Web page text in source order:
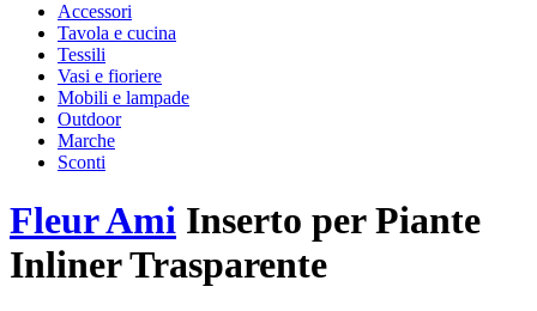
Accessori
Tavola e cucina
Tessili
Vasi e fioriere
Mobili e lampade
Outdoor
Marche
Sconti
Fleur Ami Inserto per Piante
Inliner Trasparente